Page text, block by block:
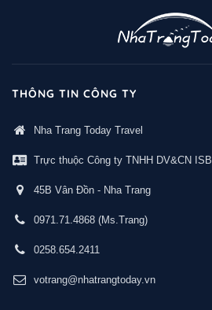
THÔNG TIN CÔNG TY
Nha Trang Today Travel
Trực thuộc Công ty TNHH DV&CN ISB
45B Vân Đồn - Nha Trang
0971.71.4868 (Ms.Trang)
0258.654.2411
votrang@nhatrangtoday.vn